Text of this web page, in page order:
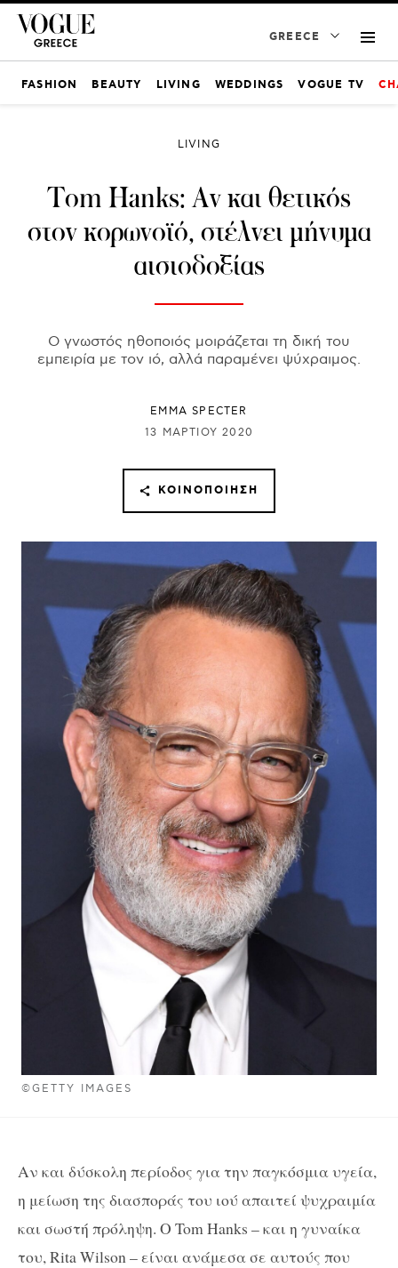
GREECE
FASHION BEAUTY LIVING WEDDINGS VOGUE TV
©GETTY IMAGES
LIVING
Tom Hanks: Αν και θετικός
στον κορωνοϊό, στέλνει μήνυμα
αισιοδοξίας
Ο γνωστός ηθοποιός μοιράζεται τη δική του
εμπειρία με τον ιό, αλλά παραμένει ψύχραιμος.
EMMA SPECTER
13 ΜΑΡΤΊΟΥ 2020
ΚΟΙΝΟΠΟΊΗΣΗ
Αν και δύσκολη περίοδος για την παγκόσμια υγεία,
η μείωση της διασποράς του ιού απαιτεί ψυχραιμία
και σωστή πρόληψη. Ο Tom Hanks – και η γυναίκα
του, Rita Wilson – είναι ανάμεσα σε αυτούς που